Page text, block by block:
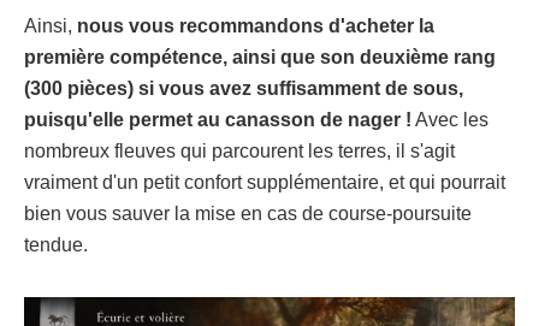
Ainsi, nous vous recommandons d'acheter la
première compétence, ainsi que son deuxième rang
(300 pièces) si vous avez suffisamment de sous,
puisqu'elle permet au canasson de nager ! Avec les
nombreux fleuves qui parcourent les terres, il s'agit
vraiment d'un petit confort supplémentaire, et qui pourrait
bien vous sauver la mise en cas de course-poursuite
tendue.